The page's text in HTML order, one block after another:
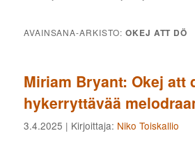
AVAINSANA-ARKISTO:OKEJ ATT DÖ
Miriam Bryant: Okej att
hykerryttävää
3.4.2025 | Kirjoittaja: Niko Toiskallio